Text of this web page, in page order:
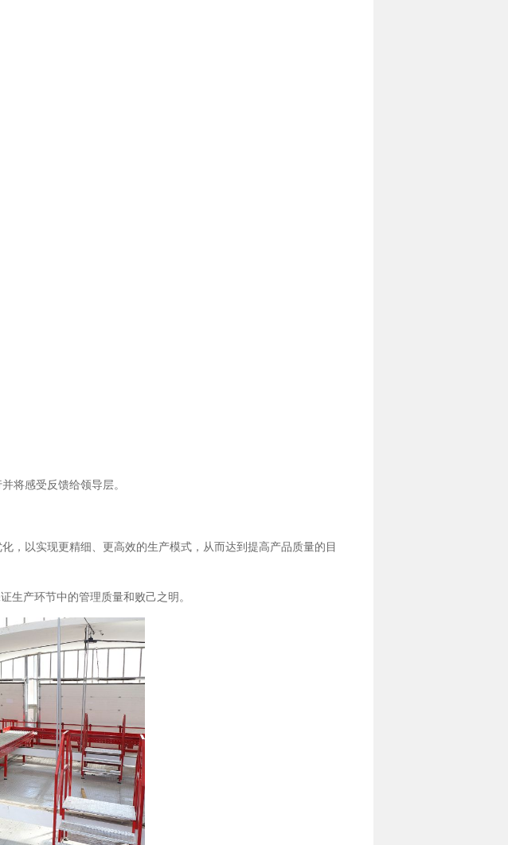
将感受反馈给领导层。
，以实现更精细、更高效的生产模式，从而达到提高产品质量的目
产环节中的管理质量和败己之明。